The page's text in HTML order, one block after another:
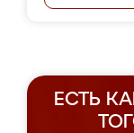
ЕСТЬ